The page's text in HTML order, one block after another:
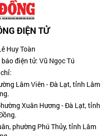
ĐIỆN TỬ
Huy Toàn
điện tử: Vũ Ngọc Tú
Lâm Viên - Đà Lạt, tỉnh Lâm
Xuân Hương - Đà Lạt, tỉnh
phường Phú Thủy, tỉnh Lâm